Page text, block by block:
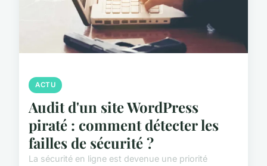
ACTU
Audit d'un site WordPress
piraté : comment détecter les
failles de sécurité ?
La sécurité en ligne est devenue une priorité